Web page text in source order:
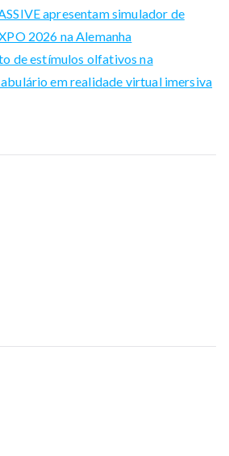
apresentam simulador de
2026 na Alemanha
de estímulos olfativos na
em realidade virtual imersiva